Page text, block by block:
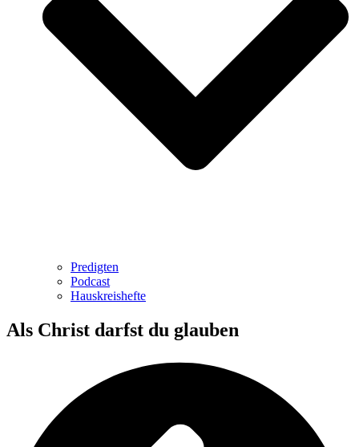
Predigten
Podcast
Hauskreishefte
Als Christ darfst du glauben